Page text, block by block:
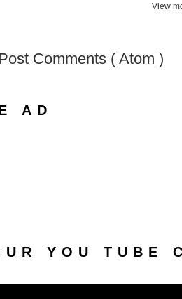
View
Comments ( Atom )
AD
YOU TUBE